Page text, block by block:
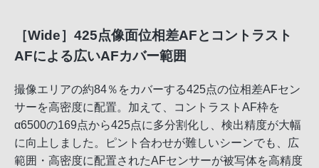
［Wide］425点像面位相差AFとコントラスト
AFによる広いAFカバー範囲
撮像エリアの約84％をカバーする425点の位相差AFセン
サーを高密度に配置。加えて、コントラストAF枠を
α6500の169点から425点に多分割化し、検出精度が大幅
に向上しました。ピント合わせが難しいシーンでも、広
範囲・高密度に配置されたAFセンサーが被写体を高精度